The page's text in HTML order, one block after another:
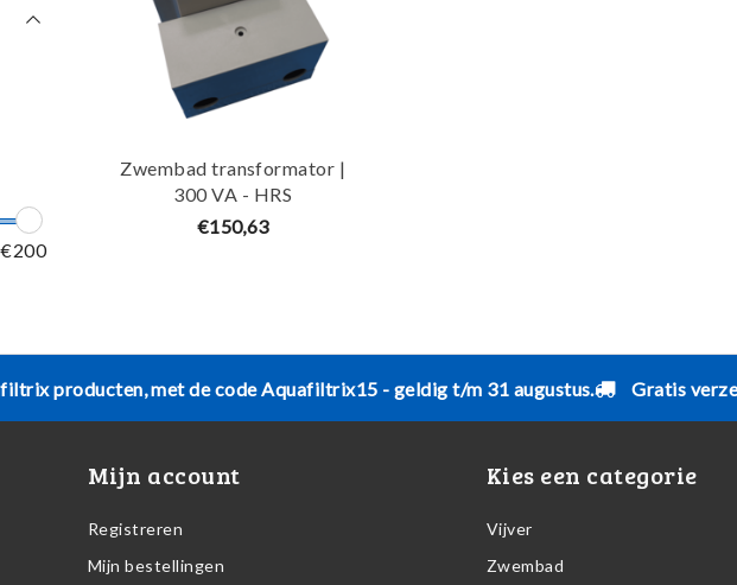
200
Zwembad transformator |
300 VA - HRS
€150,63
producten, met de code Aquafiltrix15 - geldig t/m 31 augustus. Gratis
Mijn account
Registreren
Mijn bestellingen
Kies een categorie
Vijver
Zwembad